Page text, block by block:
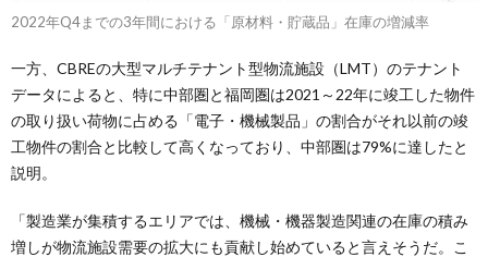
2022年Q4までの3年間における「原材料・貯蔵品」在庫の増減率
一方、CBREの大型マルチテナント型物流施設（LMT）のテナント
データによると、特に中部圏と福岡圏は2021～22年に竣工した物件
の取り扱い荷物に占める「電子・機械製品」の割合がそれ以前の竣
工物件の割合と比較して高くなっており、中部圏は79%に達したと
説明。
「製造業が集積するエリアでは、機械・機器製造関連の在庫の積み
増しが物流施設需要の拡大にも貢献し始めていると言えそうだ。こ